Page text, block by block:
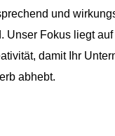
und
Unser Fokus liegt
damit Ihr
abhebt.